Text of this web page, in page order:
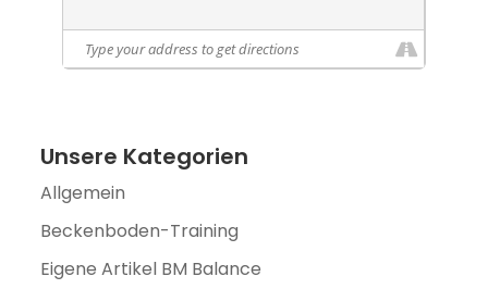
Unsere Kategorien
Allgemein
Beckenboden-Training
Eigene Artikel BM Balance